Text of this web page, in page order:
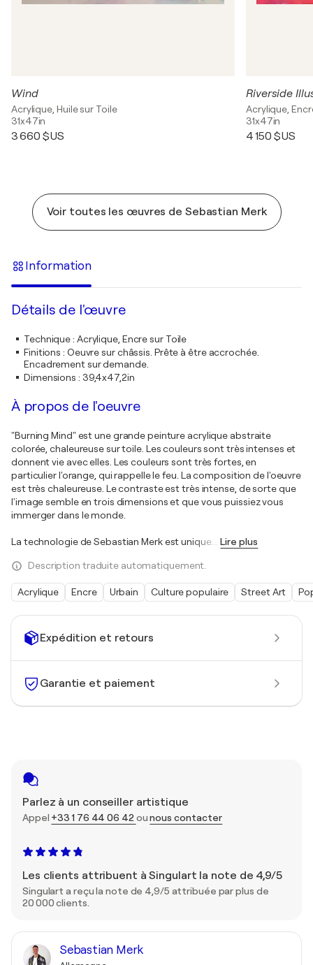
Expédition et retours
Garantie et paiement
Parlez à un conseiller artistique
Appel +33 1 76 44 06 42 ounous contacter
Les clients attribuent à Singulart la note de 4,9/5
Singulart a reçu la note de 4,9/5 attribuée par plus de
20 000 clients.
Sebastian Merk
Wind
Acrylique, Huile sur Toile
31x47in
3 660 $US
Riverside
Acrylique,
31x47in
4 150 $US
Voir toutes les œuvres de Sebastian Merk
Information
Détails de l'œuvre
Technique: Acrylique, Encre sur Toile
Finitions : Oeuvre sur châssis. Prête à être accrochée.
Encadrement sur demande.
Dimensions : 39,4x47,2in
À propos de l'oeuvre
"Burning Mind" est une grande peinture acrylique abstraite
colorée, chaleureuse sur toile. Les couleurs sont très intenses et
donnent vie avec elles. Les couleurs sont très fortes, en
particulier l'orange, qui rappelle le feu. La composition de l'oeuvre
est très chaleureuse. Le contraste est très intense, de sorte que
l'image semble en trois dimensions et que vous puissiez vous
immerger dans le monde.
La technologie de Sebastian Merk est unique. Lire plus
Description traduite automatiquement.
Acrylique Encre Urbain Culture populaire Street Art